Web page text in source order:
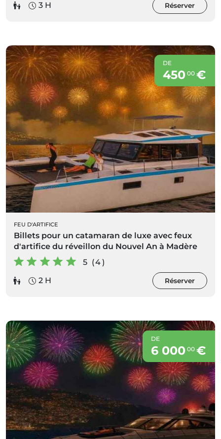
3 H Réserver
DE
450 00€
FEU D'ARTIFICE
Billets pour un catamaran de luxe avec feux
d'artifice du réveillon du Nouvel An à Madère
5 (4)
2 H
Réserver
DE
6 000 00€